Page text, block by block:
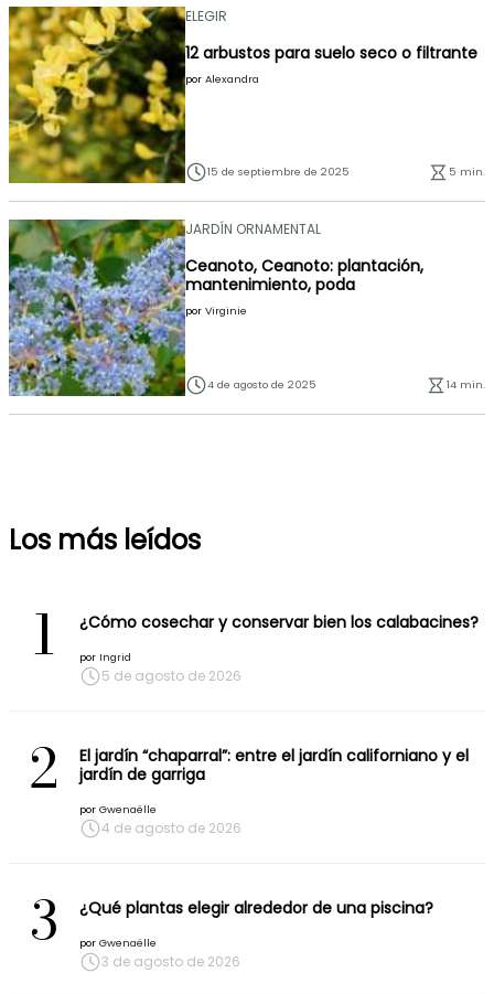
ELEGIR
12 arbustos para suelo seco o filtrante
por Alexandra
15 de septiembre de 2025 5 min.
JARDÍN ORNAMENTAL
Ceanoto, Ceanoto: plantación,
mantenimiento, poda
por Virginie
4 de agosto de 2025 14 min.
Los más leídos
1 ¿Cómo cosechar y conservar bien los calabacines?
por Ingrid
5 de agosto de 2026
2
El jardín “chaparral”: entre el jardín californiano y el
jardín de garriga
por Gwenaëlle
4 de agosto de 2026
3 ¿Qué plantas elegir alrededor de una piscina?
por Gwenaëlle
3 de agosto de 2026